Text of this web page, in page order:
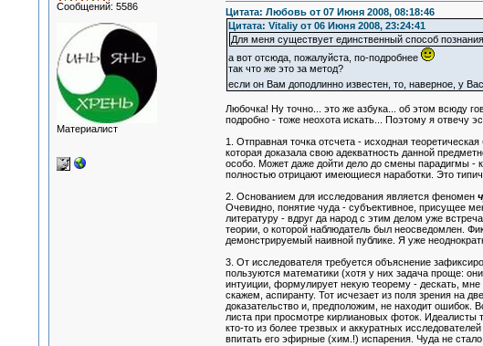
Сообщений: 5586
Материалист
Цитата: Любовь от 07 Июня 2008, 08:18:46
Цитата: Vitaliy от 06 Июня 2008, 23:24:41
Для меня существует единственный способ
а вот отсюда, пожалуйста, по-подробнее
так что же это за метод?
если он Вам доподлинно известен, то, наверное, у
Любочка! Ну точно... это же азбука... об этом всюду
подробно - тоже неохота искать... Поэтому я отвечу
1. Отправная точка отсчета - исходная
которая доказала свою адекватность данной
особо. Может даже дойти дело до смены парадигмы -
полностью отрицают имеющиеся наработки. Это
2. Основанием для исследования является феномен
Очевидно, понятие чуда - субъективное, присущее
литературу - вдруг да народ с этим делом уже
теории, о которой наблюдатель был неосведомлен.
демонстрируемый наивной публике. Я уже
3. От исследователя требуется объяснение
пользуются математики (хотя у них задача проще:
интуиции, формулирует некую теорему - дескать, мне
скажем, аспиранту. Тот исчезает из поля зрения на
доказательство и, предположим, не находит ошибок.
листа при просмотре кирлиановых фоток. Идеалисты
кто-то из более трезвых и аккуратных
впитать его эфирные (хим.!) испарения. Чуда не